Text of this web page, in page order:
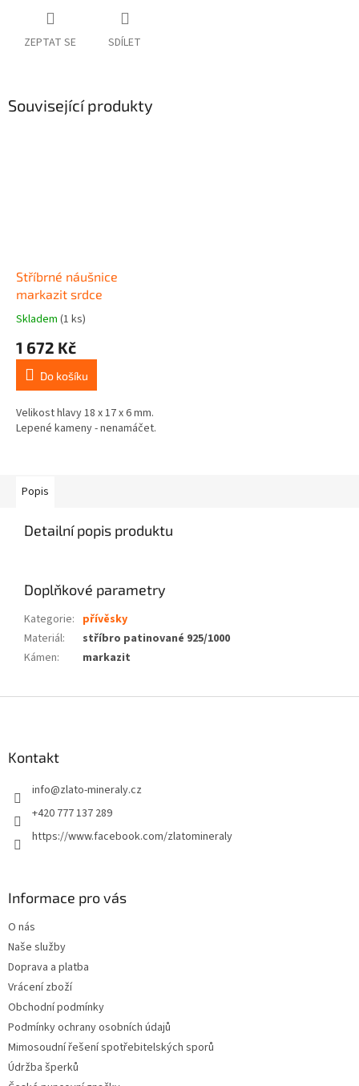
ZEPTAT SE SDÍLET
Související produkty
Stříbrné náušnice
markazit srdce
Skladem (1 ks)
1 672 Kč
Do košíku
Velikost hlavy 18 x 17 x 6 mm.
Lepené kameny - nenamáčet.
Popis
Detailní popis produktu
Doplňkové parametry
Kategorie: přívěsky
Materiál:
stříbro patinované 925/1000
Kámen: markazit
Kontakt
info@zlato-mineraly.cz
+420 777 137 289
https://www.facebook.com/zlatomineraly
Informace pro vás
O nás
Naše služby
Doprava a platba
Vrácení zboží
Obchodní podmínky
Podmínky ochrany osobních údajů
Mimosoudní řešení spotřebitelských sporů
Údržba šperků